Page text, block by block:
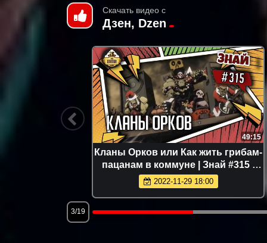
Скачать видео с
Дзен, Dzen
49:15
Кланы Орков или Как жить грибам-
пацанам в коммуне | Знай #315 |
Warhammer 40000
2022-11-29 18:00
3/19